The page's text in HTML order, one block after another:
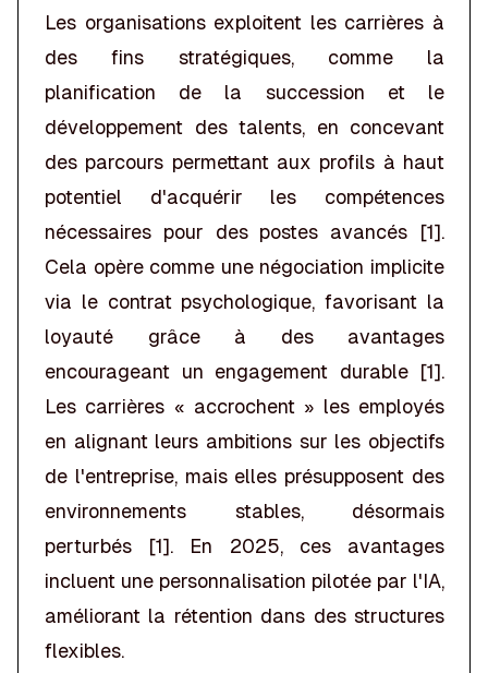
Les organisations exploitent les carrières à
des fins stratégiques, comme la
planification de la succession et le
développement des talents, en concevant
des parcours permettant aux profils à haut
potentiel d'acquérir les compétences
nécessaires pour des postes avancés [1].
Cela opère comme une négociation implicite
via le contrat psychologique, favorisant la
loyauté grâce à des avantages
encourageant un engagement durable [1].
Les carrières « accrochent » les employés
en alignant leurs ambitions sur les objectifs
de l'entreprise, mais elles présupposent des
environnements stables, désormais
perturbés [1]. En 2025, ces avantages
incluent une personnalisation pilotée par l'IA,
améliorant la rétention dans des structures
flexibles.